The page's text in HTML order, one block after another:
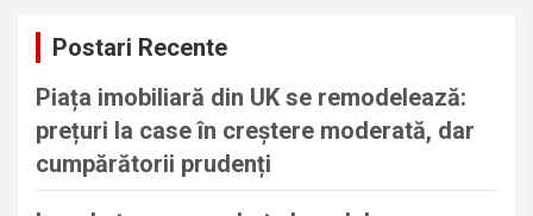
Postari Recente
Piața imobiliară din UK se remodelează:
prețuri la case în creștere moderată, dar
cumpărătorii prudenți